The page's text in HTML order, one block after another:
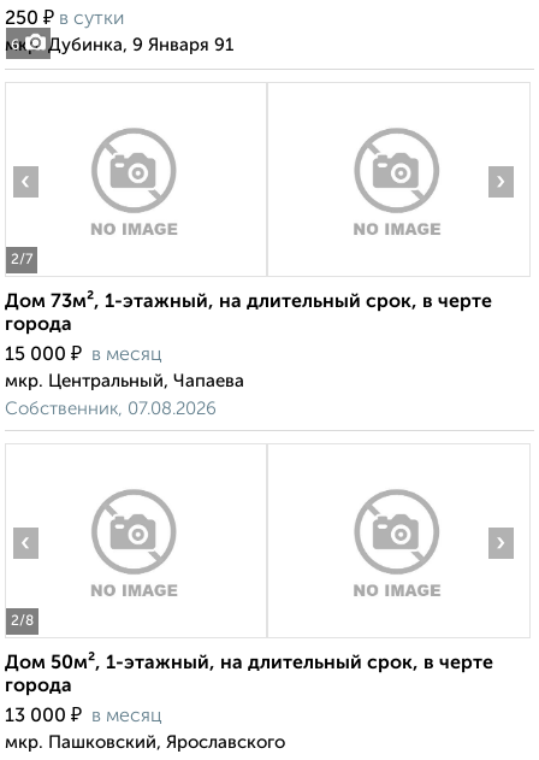
6
250 ₽ в сутки
мкр. Дубинка, 9 Января 91
2/7
‹ ›
Дом 73м², 1-этажный, на длительный срок, в черте
города
15 000 ₽ в месяц
мкр. Центральный, Чапаева
Собственник, 07.08.2026
2/8
‹ ›
Дом 50м², 1-этажный, на длительный срок, в черте
города
13 000 ₽ в месяц
мкр. Пашковский, Ярославского